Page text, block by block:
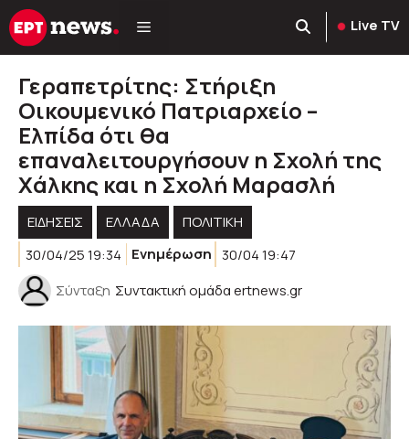
Μετάβαση
σε
Live TV
Γεραπετρίτης: Στήριξη
Οικουμενικό Πατριαρχείο –
Ελπίδα ότι θα
επαναλειτουργήσουν η Σχολή της
Χάλκης και η Σχολή Μαρασλή
ΕΙΔΗΣΕΙΣ ΕΛΛΑΔΑ
ΠΟΛΙΤΙΚΉ
30/04/25 19:34
Ενημέρωση
30/04 19:47
Σύνταξη Συντακτική ομάδα ertnews.gr